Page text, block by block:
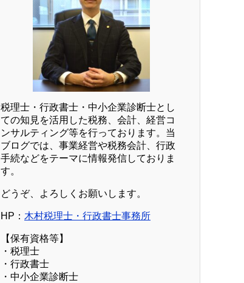
税理士・行政書士・中小企業診断士とし
ての知見を活用した税務、会計、経営コ
ンサルティング等を行っております。当
ブログでは、事業経営や税務会計、行政
手続などをテーマに情報発信しておりま
す。
どうぞ、よろしくお願いします。
HP： 木村税理士・行政書士事務所
【保有資格等】
・税理士
・行政書士
・中小企業診断士